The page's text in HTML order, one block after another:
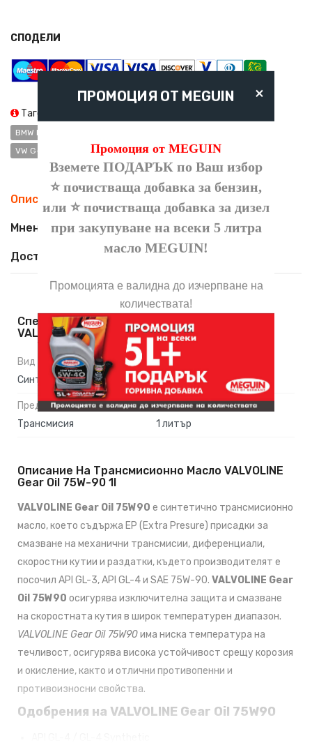
СПОДЕЛИ
Тагове:
BMW MTF LT-4
VW G-50
ПРОМОЦИЯ ОТ MEGUIN ×
Промоция от MEGUIN
Вземете ПОДАРЪК по Ваш избор
⭐ почистваща добавка за бензин,
или ⭐ почистваща добавка за дизел
при закупуване на всеки 5 литра
масло MEGUIN!
Промоцията е валидна до изчерпване на
количествата!
Описание
Мнения (0)
Доставка
Спецификации На Трансмисионно Масло
VALVOLINE Gear Oil 75W90 1л
Вид масло:
Синтетично
Вискозитет:
75W-90
Предназначение:
Трансмисия
Опаковка:
1 литър
Описание На Трансмисионно Масло VALVOLINE
Gear Oil 75W-90 1l
VALVOLINE Gear Oil 75W90 е синтетично трансмисионно
масло, което съдържа ЕР (Extra Presure) присадки за
смазване на механични трансмисии, диференциали,
скоростни кутии и раздатки, където производителят е
посочил API GL-3, API GL-4 и SAE 75W-90. VALVOLINE Gear
Oil 75W90 осигурява изключителна защита и смазване
на скоростната кутия в широк температурен диапазон.
VALVOLINE Gear Oil 75W90има ниска температура на
течливост, осигурява висока устойчивост срещу корозия
и окисление, както и отлични противопенни и
противоизносни свойства.
Одобрения на VALVOLINE Gear Oil 75W90